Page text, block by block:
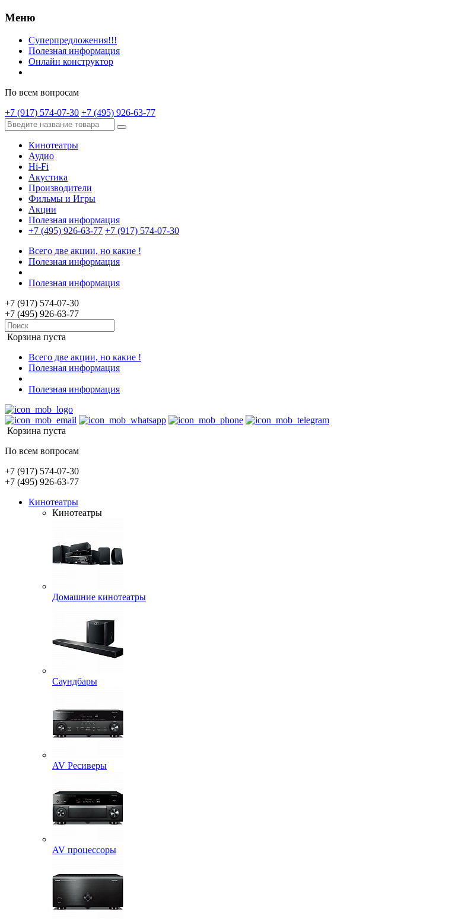
Меню
Суперпредложения!!!
Полезная информация
Онлайн конструктор
По всем вопросам
+7 (917) 574-07-30 +7 (495) 926-63-77
Кинотеатры
Аудио
Hi-Fi
Акустика
Производители
Фильмы и Игры
Акции
Полезная информация
+7 (495) 926-63-77 +7 (917) 574-07-30
Всего две акции, но какие !
Полезная информация
Полезная информация
+7 (917) 574-07-30
+7 (495) 926-63-77
Корзина пуста
Всего две акции, но какие !
Полезная информация
Полезная информация
Корзина пуста
По всем вопросам
+7 (917) 574-07-30
+7 (495) 926-63-77
Кинотеатры
Кинотеатры
Домашние кинотеатры
Саундбары
AV Ресиверы
AV процессоры